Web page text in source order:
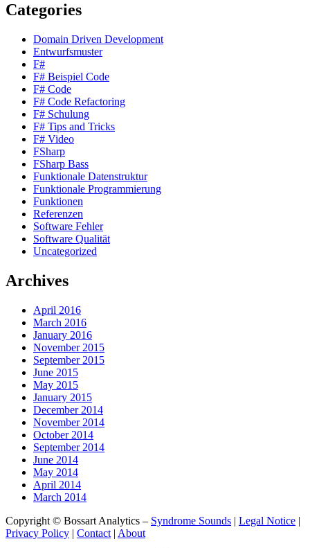
Categories
Domain Driven Development
Entwurfsmuster
F#
F# Beispiel Code
F# Code
F# Code Refactoring
F# Schulung
F# Tips and Tricks
F# Video
FSharp
FSharp Bass
Funktionale Datenstruktur
Funktionale Programmierung
Funktionen
Referenzen
Software Fehler
Software Qualität
Uncategorized
Archives
April 2016
March 2016
January 2016
November 2015
September 2015
June 2015
May 2015
January 2015
December 2014
November 2014
October 2014
September 2014
June 2014
May 2014
April 2014
March 2014
Copyright © Bossart Analytics – Syndrome Sounds | Legal Notice |
Privacy Policy | Contact | About